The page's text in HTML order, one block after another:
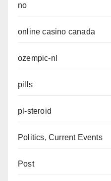
no
online casino canada
ozempic-nl
pills
pl-steroid
Politics, Current Events
Post